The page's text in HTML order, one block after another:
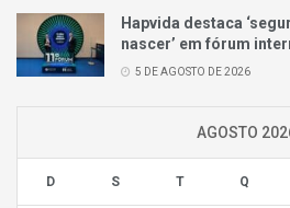
Hapvida destaca
nascer’ em fórum
5 DE AGOSTO DE 2026
AGOSTO
D S T Q